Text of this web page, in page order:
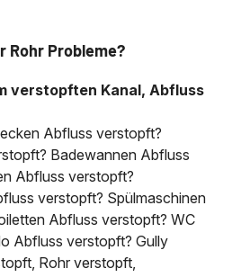
Rohr Probleme?
verstopften Kanal, Abfluss
Abfluss verstopft?
Badewannen Abfluss
Abfluss verstopft?
verstopft? Spülmaschinen
Abfluss verstopft? WC
Abfluss verstopft? Gully
Rohr verstopft,